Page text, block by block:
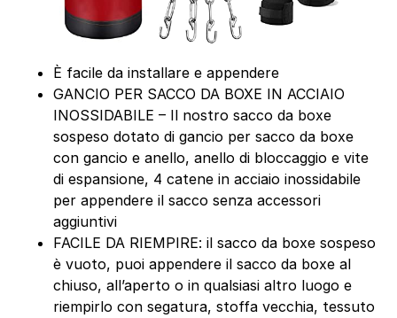
È facile da installare e appendere
GANCIO PER SACCO DA BOXE IN ACCIAIO
INOSSIDABILE – Il nostro sacco da boxe
sospeso dotato di gancio per sacco da boxe
con gancio e anello, anello di bloccaggio e vite
di espansione, 4 catene in acciaio inossidabile
per appendere il sacco senza accessori
aggiuntivi
FACILE DA RIEMPIRE: il sacco da boxe sospeso
è vuoto, puoi appendere il sacco da boxe al
chiuso, all’aperto o in qualsiasi altro luogo e
riempirlo con segatura, stoffa vecchia, tessuto